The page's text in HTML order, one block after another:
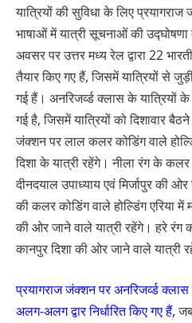
यात्रियों की सुविधा के लिए
भाषाओं में यात्री सूचनाओं की
अवसर पर उत्तर मध्य रेल द्वारा 22
तैयार किए गए हैं, जिसमें यात्रियों से
गई हैं। अनरिजर्व्ड क्लास के यात्रियों
गई है, जिसमें यात्रियों को दिशावार
जंक्शन पर लाल कलर कोडिंग वाले
दिशा के यात्री रहेंगे। नीला रंग के कलर
दीनदयाल उपाध्याय एवं मिर्जापुर की
की कलर कोडिंग वाले होल्डिंग एरिया
की ओर जाने वाले यात्री रहेंगे। हरे रंग
कानपुर दिशा की ओर जाने वाले यात्री
प्रयागराज जंक्शन पर अनरिजर्व्ड
अलग-अलग द्वार निर्धारित किए गए हैं,